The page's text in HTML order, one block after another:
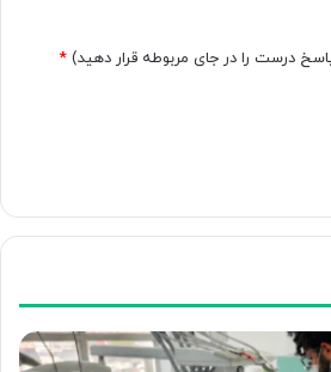
درست را در جای مربوطه قرار دهید) *